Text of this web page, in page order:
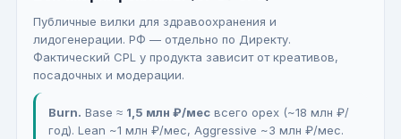
Публичные вилки для здравоохранения и
лидогенерации. РФ — отдельно по Директу.
Фактический CPL у продукта зависит от креативов,
посадочных и модерации.
Burn. Base ≈ 1,5 млн ₽/месвсего opex (~18 млн ₽/
год). Lean ~1 млн ₽/мес, Aggressive ~3 млн ₽/мес.